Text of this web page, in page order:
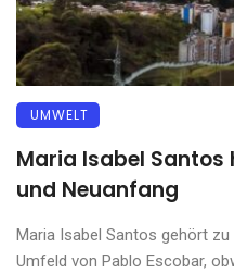
UMWELT
Maria Isabel Santos
und Neuanfang
Maria Isabel Santos gehört
Umfeld von Pablo Escobar,